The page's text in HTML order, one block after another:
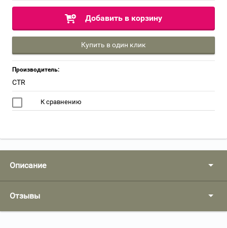
Добавить в корзину
Купить в один клик
Производитель:
CTR
К сравнению
Описание
Отзывы